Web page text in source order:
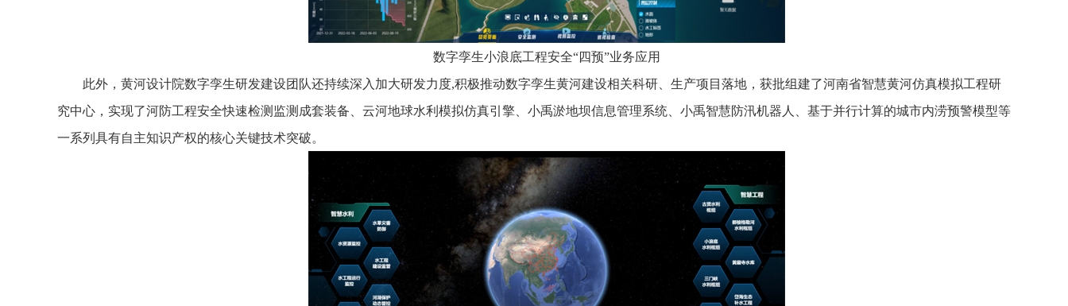
数字孪生小浪底工程安全“四预”业务应用
此外，黄河设计院数字孪生研发建设团队还持续深入加大研发力度,积极推动数字孪生黄河建设相关科研、生产项目落地，获批组建了河南省智慧黄河仿真模拟工程研
究中心，实现了河防工程安全快速检测监测成套装备、云河地球水利模拟仿真引擎、小禹淤地坝信息管理系统、小禹智慧防汛机器人、基于并行计算的城市内涝预警模型等
一系列具有自主知识产权的核心关键技术突破。